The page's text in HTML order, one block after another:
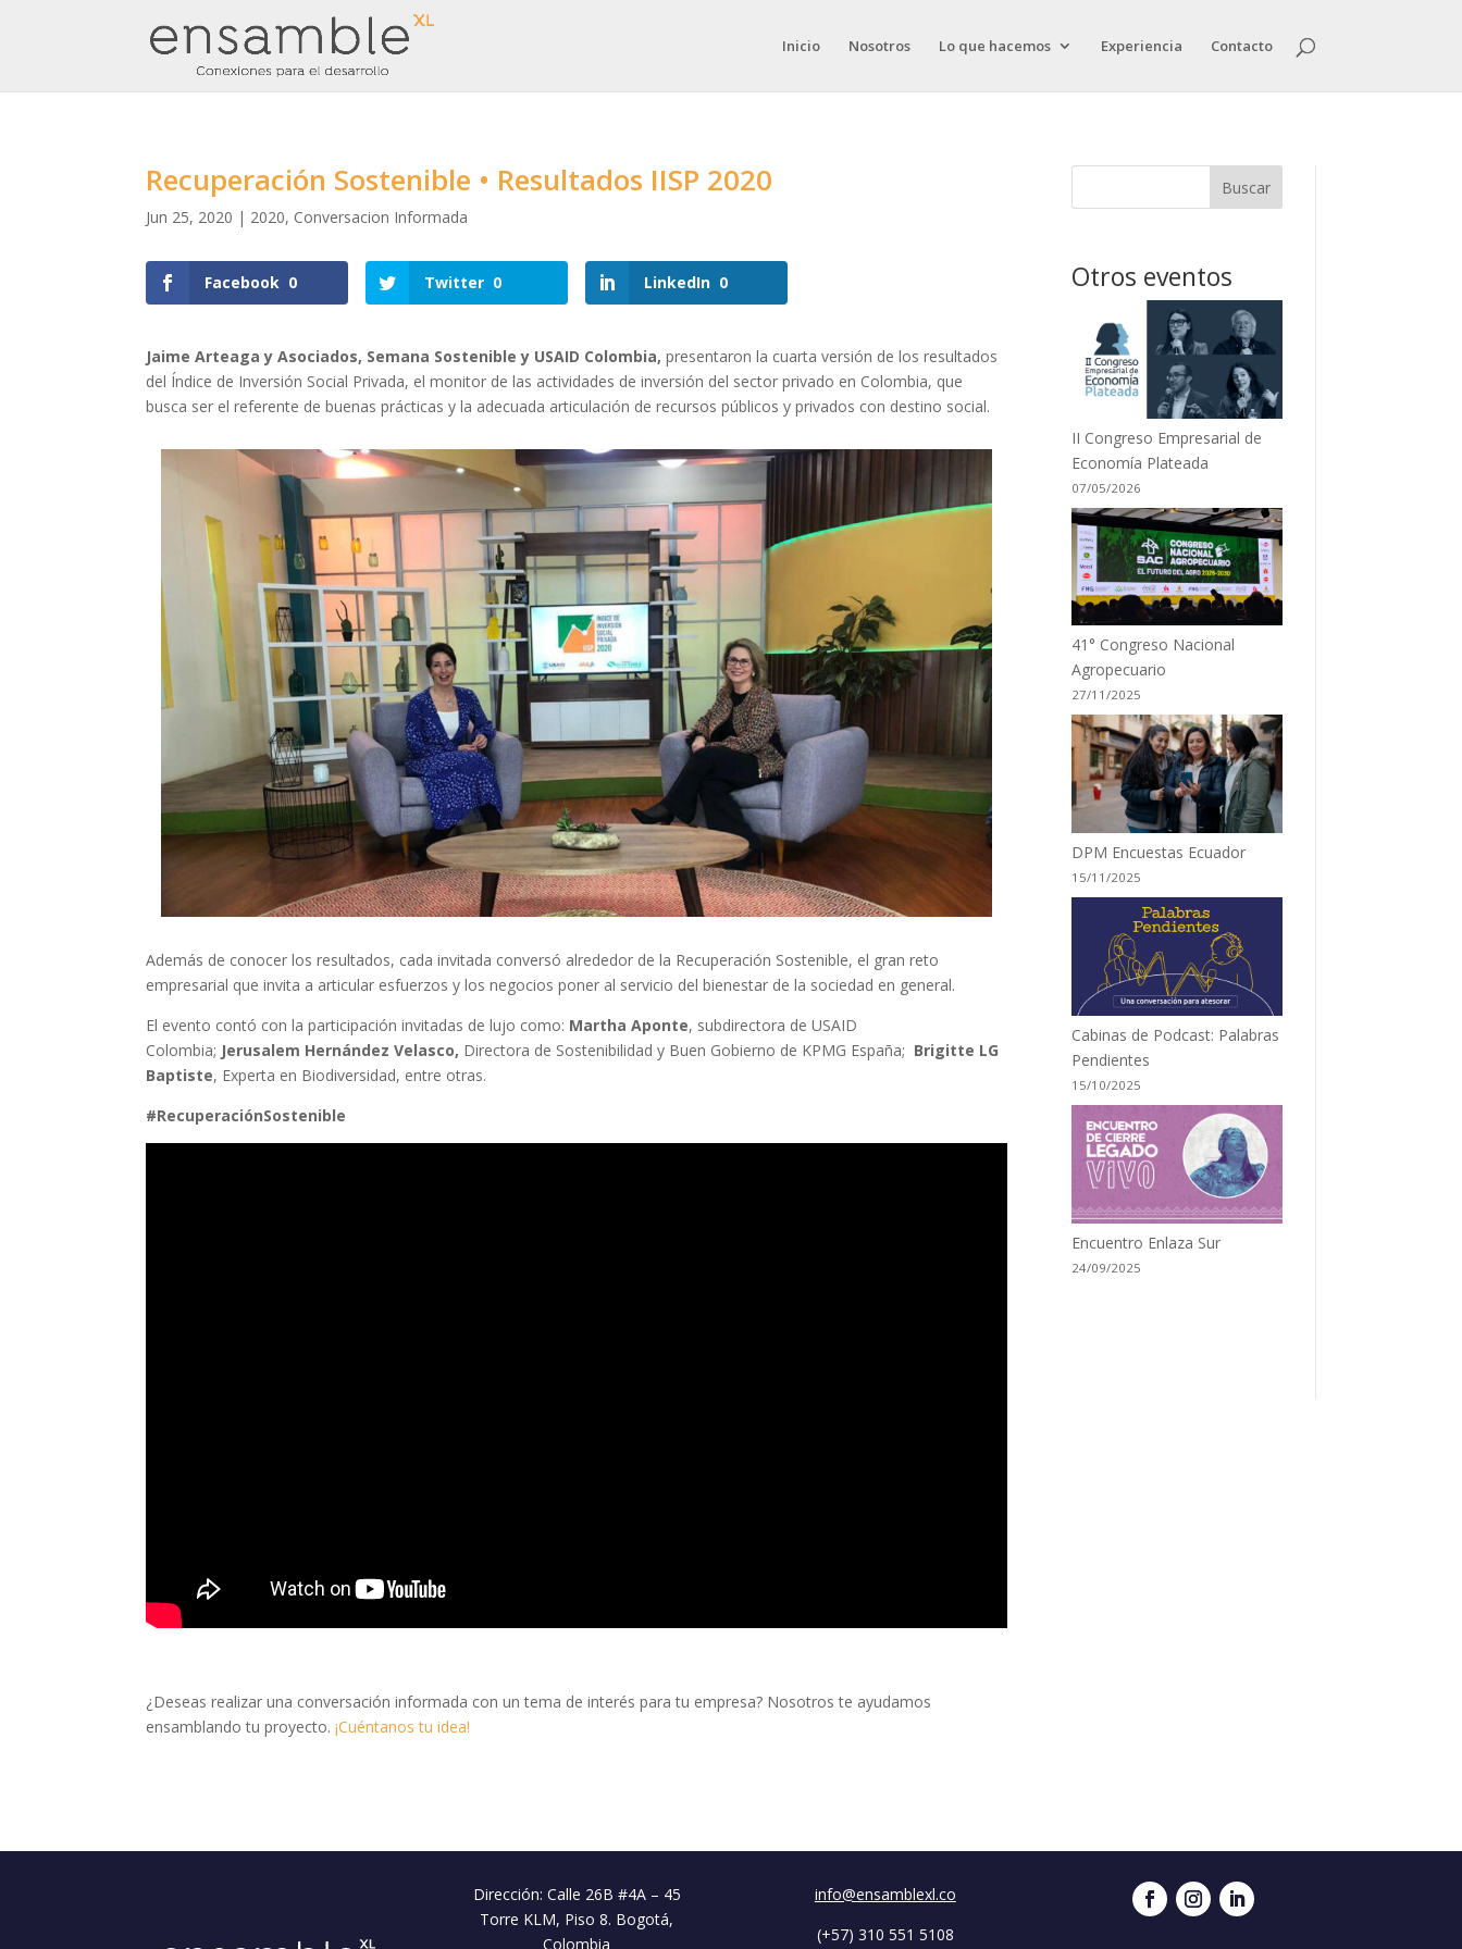
Inicio Nosotros Lo que hacemos Experiencia Contacto
Recuperación Sostenible • Resultados IISP 2020
Jun 25, 2020 | 2020, Conversacion Informada
Facebook 0 Twitter 0 LinkedIn 0
Jaime Arteaga y Asociados, Semana Sostenible y USAID Colombia,presentaron la cuarta versión de los resultados
del Índice de Inversión Social Privada, el monitor de las actividades de inversión del sector privado en Colombia, que
busca ser el referente de buenas prácticas y la adecuada articulación de recursos públicos y privados con destino social.
Además de conocer los resultados, cada invitada conversó alrededor de la Recuperación Sostenible, el gran reto
empresarial que invita a articular esfuerzos y los negocios poner al servicio del bienestar de la sociedad en general.
El evento contó con la participación invitadas de lujo como: Martha Aponte, subdirectora de USAID
Colombia; Jerusalem Hernández Velasco, Directora de Sostenibilidad y Buen Gobierno de KPMG España; Brigitte LG
Baptiste, Experta en Biodiversidad, entre otras.
#RecuperaciónSostenible
¿Deseas realizar una conversación informada con un tema de interés para tu empresa? Nosotros te ayudamos
ensamblando tu proyecto.¡Cuéntanos tu idea!
Buscar
Otros eventos
II Congreso Empresarial de
Economía Plateada
07/05/2026
41° Congreso Nacional
Agropecuario
27/11/2025
DPM Encuestas Ecuador
15/11/2025
Cabinas de Podcast: Palabras
Pendientes
15/10/2025
Encuentro Enlaza Sur
24/09/2025
Dirección: Calle 26B #4A – 45
Torre KLM, Piso 8. Bogotá,
Colombia
info@ensamblexl.co
(+57) 310 551 5108